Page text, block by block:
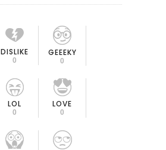
DISLIKE
0
GEEEKY
0
LOL
0
LOVE
0